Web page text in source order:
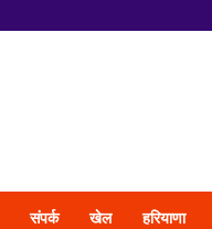
संपर्क खेल हरियाणा